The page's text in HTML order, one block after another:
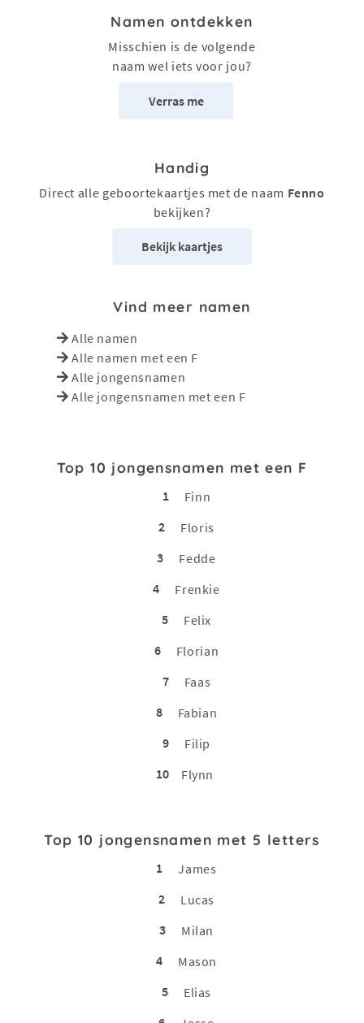
Namen ontdekken
Misschien is de volgende
naam wel iets voor jou?
Verras me
Handig
Direct alle geboortekaartjes met de naam Fenno
bekijken?
Bekijk kaartjes
Vind meer namen
Alle namen
Alle namen met een F
Alle jongensnamen
Alle jongensnamen met een F
Top 10 jongensnamen met een F
1
Finn
2
Floris
3
Fedde
4
Frenkie
5
Felix
6
Florian
7
Faas
8
Fabian
9
Filip
10
Flynn
Top 10 jongensnamen met 5 letters
1
James
2
Lucas
3
Milan
4
Mason
5
Elias